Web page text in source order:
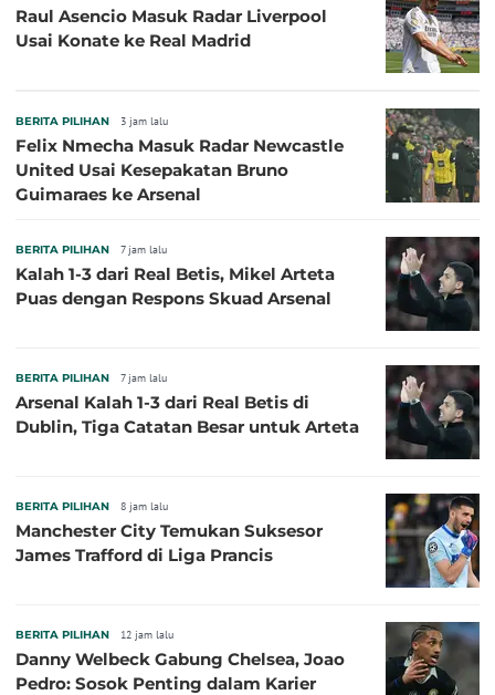
Raul Asencio Masuk Radar Liverpool
Usai Konate ke Real Madrid
BERITA PILIHAN 3 jam lalu
Felix Nmecha Masuk Radar Newcastle
United Usai Kesepakatan Bruno
Guimaraes ke Arsenal
BERITA PILIHAN 7 jam lalu
Kalah 1-3 dari Real Betis, Mikel Arteta
Puas dengan Respons Skuad Arsenal
BERITA PILIHAN 7 jam lalu
Arsenal Kalah 1-3 dari Real Betis di
Dublin, Tiga Catatan Besar untuk Arteta
BERITA PILIHAN 8 jam lalu
Manchester City Temukan Suksesor
James Trafford di Liga Prancis
BERITA PILIHAN 12 jam lalu
Danny Welbeck Gabung Chelsea, Joao
Pedro: Sosok Penting dalam Karier